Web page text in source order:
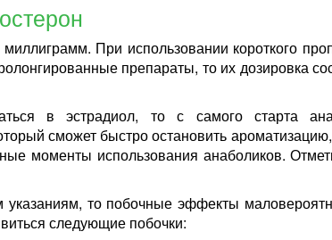
При использовании короткого
препараты, то их дозировка
в эстрадиол, то с самого старта
сможет быстро остановить
моменты использования анаболиков.
то побочные эффекты
следующие побочки: